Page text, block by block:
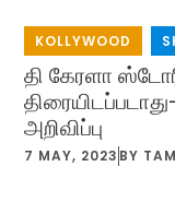
KOLLYWOOD
தி கேரளா
அறிவிப்பு
7 MAY, 2023 BY